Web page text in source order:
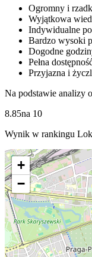
Ogromny i
Wyjątkowa
Indywidualne
Bardzo wysoki
Dogodne
Pełna
Przyjazna i
Na podstawie analizy
8.85na 10
Wynik w rankingu
+
−